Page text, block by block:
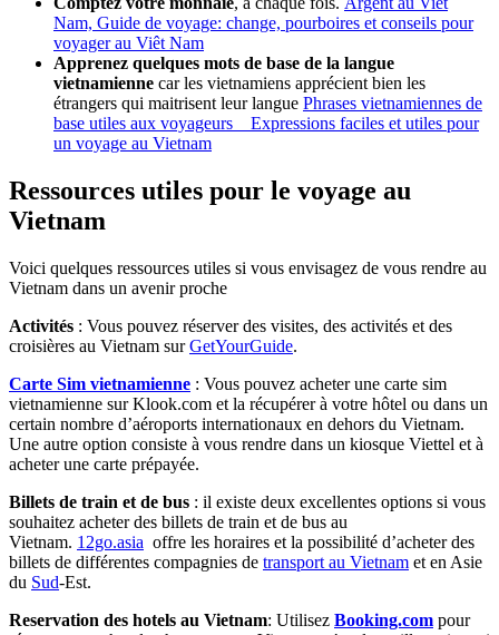
Nam, Guide de voyage: change, pourboires et conseils pour
voyager au Viêt Nam
Apprenez quelques mots de base de la langue
vietnamienne car les vietnamiens apprécient bien les
étrangers qui maitrisent leur langue Phrases vietnamiennes de
base utiles aux voyageurs _ Expressions faciles et utiles pour
un voyage au Vietnam
Ressources utiles pour le voyage au
Vietnam
Voici quelques ressources utiles si vous envisagez de vous rendre au
Vietnam dans un avenir proche
Activités : Vous pouvez réserver des visites, des activités et des
croisières au Vietnam surGetYourGuide.
Carte Sim vietnamienne : Vous pouvez acheter une carte sim
vietnamienne sur Klook.com et la récupérer à votre hôtel ou dans un
certain nombre d’aéroports internationaux en dehors du Vietnam.
Une autre option consiste à vous rendre dans un kiosque Viettel et à
acheter une carte prépayée.
Billets de train et de bus : il existe deux excellentes options si vous
souhaitez acheter des billets de train et de bus au
Vietnam. 12go.asia offre les horaires et la possibilité d’acheter des
billets de différentes compagnies de transport au Vietnam et en Asie
du Sud-Est.
Reservation des hotels au Vietnam: Utilisez Booking.com pour